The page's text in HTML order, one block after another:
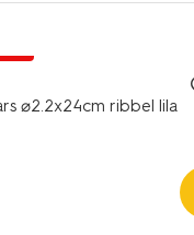
⌀2.2x24cm ribbel lila